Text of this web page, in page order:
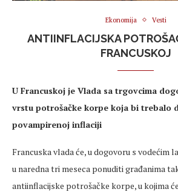
Ekonomija Vesti
ANTIINFLACIJSKA
FRANCUSKOJ
U Francuskoj je Vlada sa trgovcima
vrstu potrošačke korpe koja bi trebalo
povampirenoj inflaciji
Francuska vlada će, u dogovoru s vodećim
u naredna tri meseca ponuditi građanima
antiinflacijske potrošačke korpe, u kojima